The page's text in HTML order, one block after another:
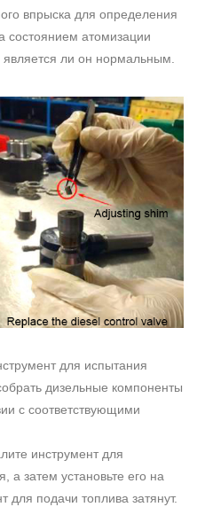
впрыска для определения
состоянием атомизации
ли он нормальным.
для испытания
дизельные компоненты
с соответствующими
инструмент для
а затем установьте его на
для подачи топлива затянут.